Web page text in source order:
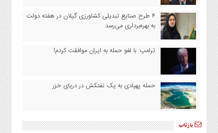
۴ طرح صنایع تبدیلی کشاورزی گیلان در هفته دولت
به بهره‌برداری می‌رسد
ترامپ: با لغو حمله به ایران موافقت کردم!
حمله پهپادی به یک نفتکش در دریای خزر
بازتاب